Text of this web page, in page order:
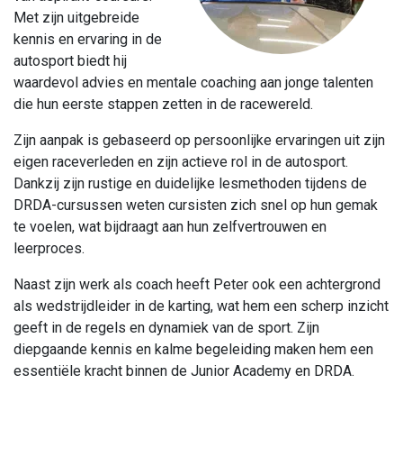
Met zijn uitgebreide
kennis en ervaring in de
autosport biedt hij
waardevol advies en mentale coaching aan jonge talenten
die hun eerste stappen zetten in de racewereld.
Zijn aanpak is gebaseerd op persoonlijke ervaringen uit zijn
eigen raceverleden en zijn actieve rol in de autosport.
Dankzij zijn rustige en duidelijke lesmethoden tijdens de
DRDA-cursussen weten cursisten zich snel op hun gemak
te voelen, wat bijdraagt aan hun zelfvertrouwen en
leerproces.
Naast zijn werk als coach heeft Peter ook een achtergrond
als wedstrijdleider in de karting, wat hem een scherp inzicht
geeft in de regels en dynamiek van de sport. Zijn
diepgaande kennis en kalme begeleiding maken hem een
essentiële kracht binnen de Junior Academy en DRDA.